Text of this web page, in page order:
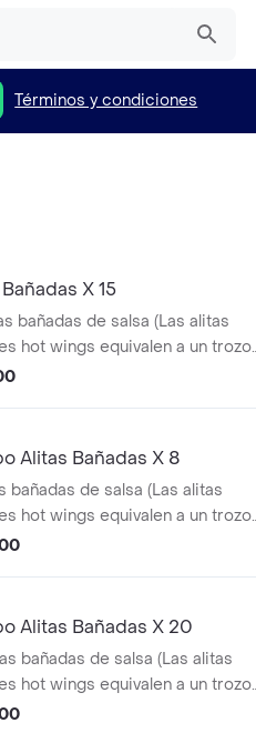
Términos y condiciones
X 15
bañadas de salsa (Las alitas
hot wings equivalen a un trozo
Alitas Bañadas X 8
bañadas de salsa (Las alitas
hot wings equivalen a un trozo
1 Papa Pequeña + 1 Gaseosa Pet
Alitas Bañadas X 20
bañadas de salsa (Las alitas
hot wings equivalen a un trozo
3 Papa Pequeña + 1 Gaseosa 1,5